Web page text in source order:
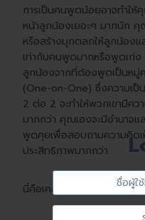
In
ผู้
ใช้
การเป็นคนพูดน้อยอาจทำใ
หน้าลูกน้องเยอะๆ มากนัก
หรือสร้างมุกตลกให้ลูกน้องแ
เท่ากับคนพูดมากหรือพูดเก่
ลูกน้องจากที่ต้องพูดเป็นห
(One-on-One) ซึ่งความเ
2 ต่อ 2 จะทำให้พวกเขามีค
มากกว่า คุณเองจะมีอำนาจแ
พูดคุยเพื่อสอบถามความคิดเ
ประสิทธิภาพมากกว่า
นี่คือเคล็ดลับบางอย่างเมื่อ